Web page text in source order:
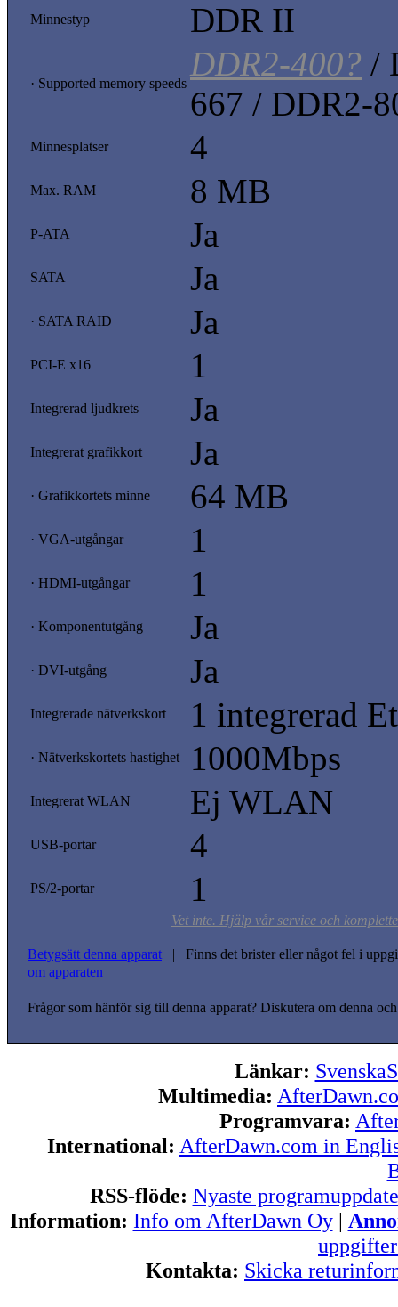
Minnestyp DDR II
· Supported memory speeds
DDR2-400? /
667 / DDR2-
Minnesplatser 4
Max. RAM 8 MB
P-ATA Ja
SATA Ja
· SATA RAID Ja
PCI-E x16 1
Integrerad ljudkrets Ja
Integrerat grafikkort Ja
· Grafikkortets minne 64 MB
· VGA-utgångar 1
· HDMI-utgångar 1
· Komponentutgång Ja
· DVI-utgång Ja
Integrerade nätverkskort 1 integrerad
· Nätverkskortets hastighet 1000Mbps
Integrerat WLAN Ej WLAN
USB-portar 4
PS/2-portar 1
Vet inte. Hjälp vår service och
Betygsätt denna apparat | Finns det brister eller något fel i
om apparaten
Frågor som hänför sig till denna apparat? Diskutera om denna
Länkar:
Multimedia:
Programvara:
International: AfterDawn.com in
RSS-flöde: Nyaste
Information: Info om AfterDawn Oy|
Kontakta: Skicka